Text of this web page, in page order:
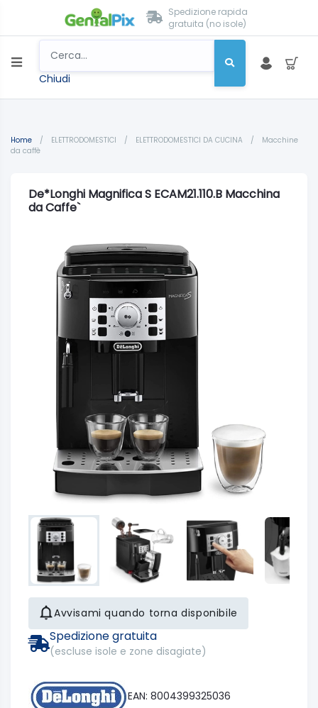
Spedizione rapida
gratuita (no isole)
Chiudi
Home / ELETTRODOMESTICI / ELETTRODOMESTICI DA CUCINA /
Macchine
da caffè
De*Longhi Magnifica S ECAM21.110.B Macchina
da Caffe`
Avvisami quando torna disponibile
Spedizione gratuita
(escluse isole e zone disagiate)
EAN: 8004399325036